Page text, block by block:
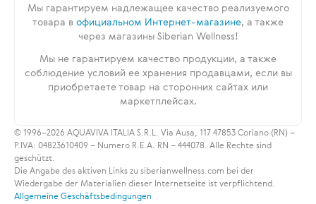
Мы гарантируем надлежащее качество реализуемого
товара в официальном Интернет-магазине, а также
через магазины Siberian Wellness!
Мы не гарантируем качество продукции, а также
соблюдение условий ее хранения продавцами, если вы
приобретаете товар на сторонних сайтах или
маркетплейсах.
© 1996–2026 AQUAVIVA ITALIA S.R.L. Via Ausa, 117 47853 Coriano (RN) –
P.IVA: 04823610409 – Numero R.E.A. RN – 444078. Alle Rechte sind
geschützt.
Die Angabe des aktiven Links zu siberianwellness.com bei der
Wiedergabe der Materialien dieser Internetseite ist verpflichtend.
Allgemeine Geschäftsbedingungen